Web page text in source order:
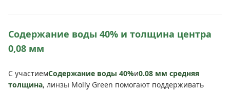
Содержание воды 40% и толщина центра
0,08 мм
С участиемСодержание воды 40%и0.08 мм средняя
толщина, линзы Molly Green помогают поддерживать